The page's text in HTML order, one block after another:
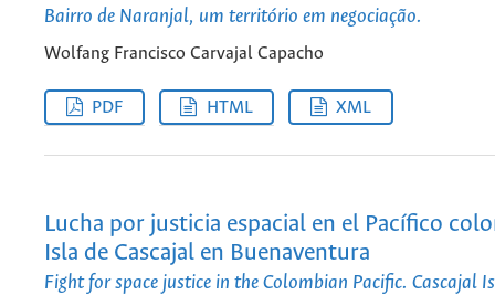
Bairro de Naranjal, um território em negociação.
Wolfang Francisco Carvajal Capacho
PDF HTML XML
Lucha por justicia espacial en el Pacífico
Isla de Cascajal en Buenaventura
Fight for space justice in the Colombian Pacific. Cascajal